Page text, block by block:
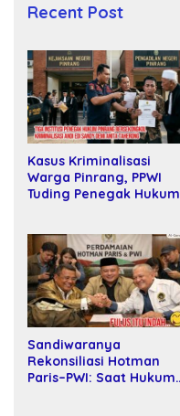
Recent Post
Kasus Kriminalisasi
Warga Pinrang, PPWI
Tuding Penegak Hukum
Sandiwaranya
Rekonsiliasi Hotman
Paris–PWI: Saat Hukum